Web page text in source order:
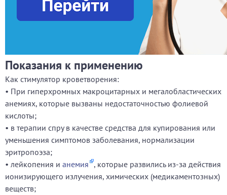
Показания к применению
Как стимулятор кроветворения:
• При гиперхромных макроцитарных и мегалобластических
анемиях, которые вызваны недостаточностью фолиевой
кислоты;
• в терапии спру в качестве средства для купирования или
уменьшения симптомов заболевания, нормализации
эритропоэза;
• лейкопения и анемия , которые развились из-за действия
ионизирующего излучения, химических (медикаментозных)
веществ;